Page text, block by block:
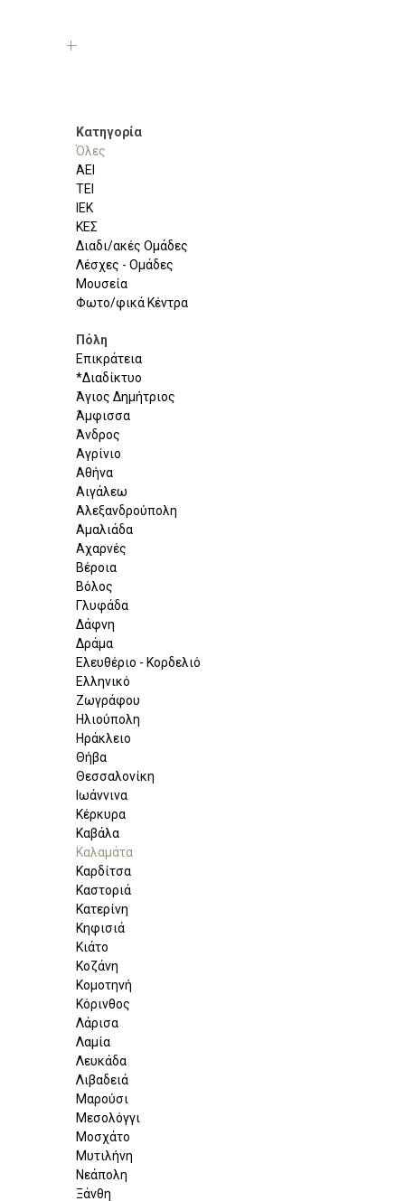
Κατηγορία
Όλες
ΑΕΙ
ΤΕΙ
ΙΕΚ
ΚΕΣ
Διαδι/ακές Ομάδες
Λέσχες - Ομάδες
Μουσεία
Φωτο/φικά Κέντρα
Πόλη
Επικράτεια
*Διαδίκτυο
Άγιος Δημήτριος
Άμφισσα
Άνδρος
Αγρίνιο
Αθήνα
Αιγάλεω
Αλεξανδρούπολη
Αμαλιάδα
Αχαρνές
Βέροια
Βόλος
Γλυφάδα
Δάφνη
Δράμα
Ελευθέριο - Κορδελιό
Ελληνικό
Ζωγράφου
Ηλιούπολη
Ηράκλειο
Θήβα
Θεσσαλονίκη
Ιωάννινα
Κέρκυρα
Καβάλα
Καλαμάτα
Καρδίτσα
Καστοριά
Κατερίνη
Κηφισιά
Κιάτο
Κοζάνη
Κομοτηνή
Κόρινθος
Λάρισα
Λαμία
Λευκάδα
Λιβαδειά
Μαρούσι
Μεσολόγγι
Μοσχάτο
Μυτιλήνη
Νεάπολη
Ξάνθη